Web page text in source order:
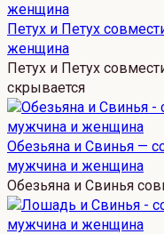
Петух и Петух
женщина
Петух и Петух
скрывается
Обезьяна и Свинья —
мужчина и женщина
Обезьяна и Свинья